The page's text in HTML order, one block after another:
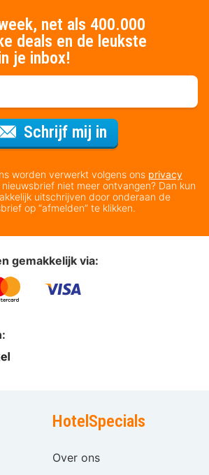
net als 400.000
deals en de leukste
je inbox!
Schrijf mij in
worden verwerkt volgens ons privacy
nieuwsbrief niet meer ontvangen? Dan kun
uitschrijven door onderaan de
op “afmelden” te klikken.
gemakkelijk via:
HotelSpecials
Over ons